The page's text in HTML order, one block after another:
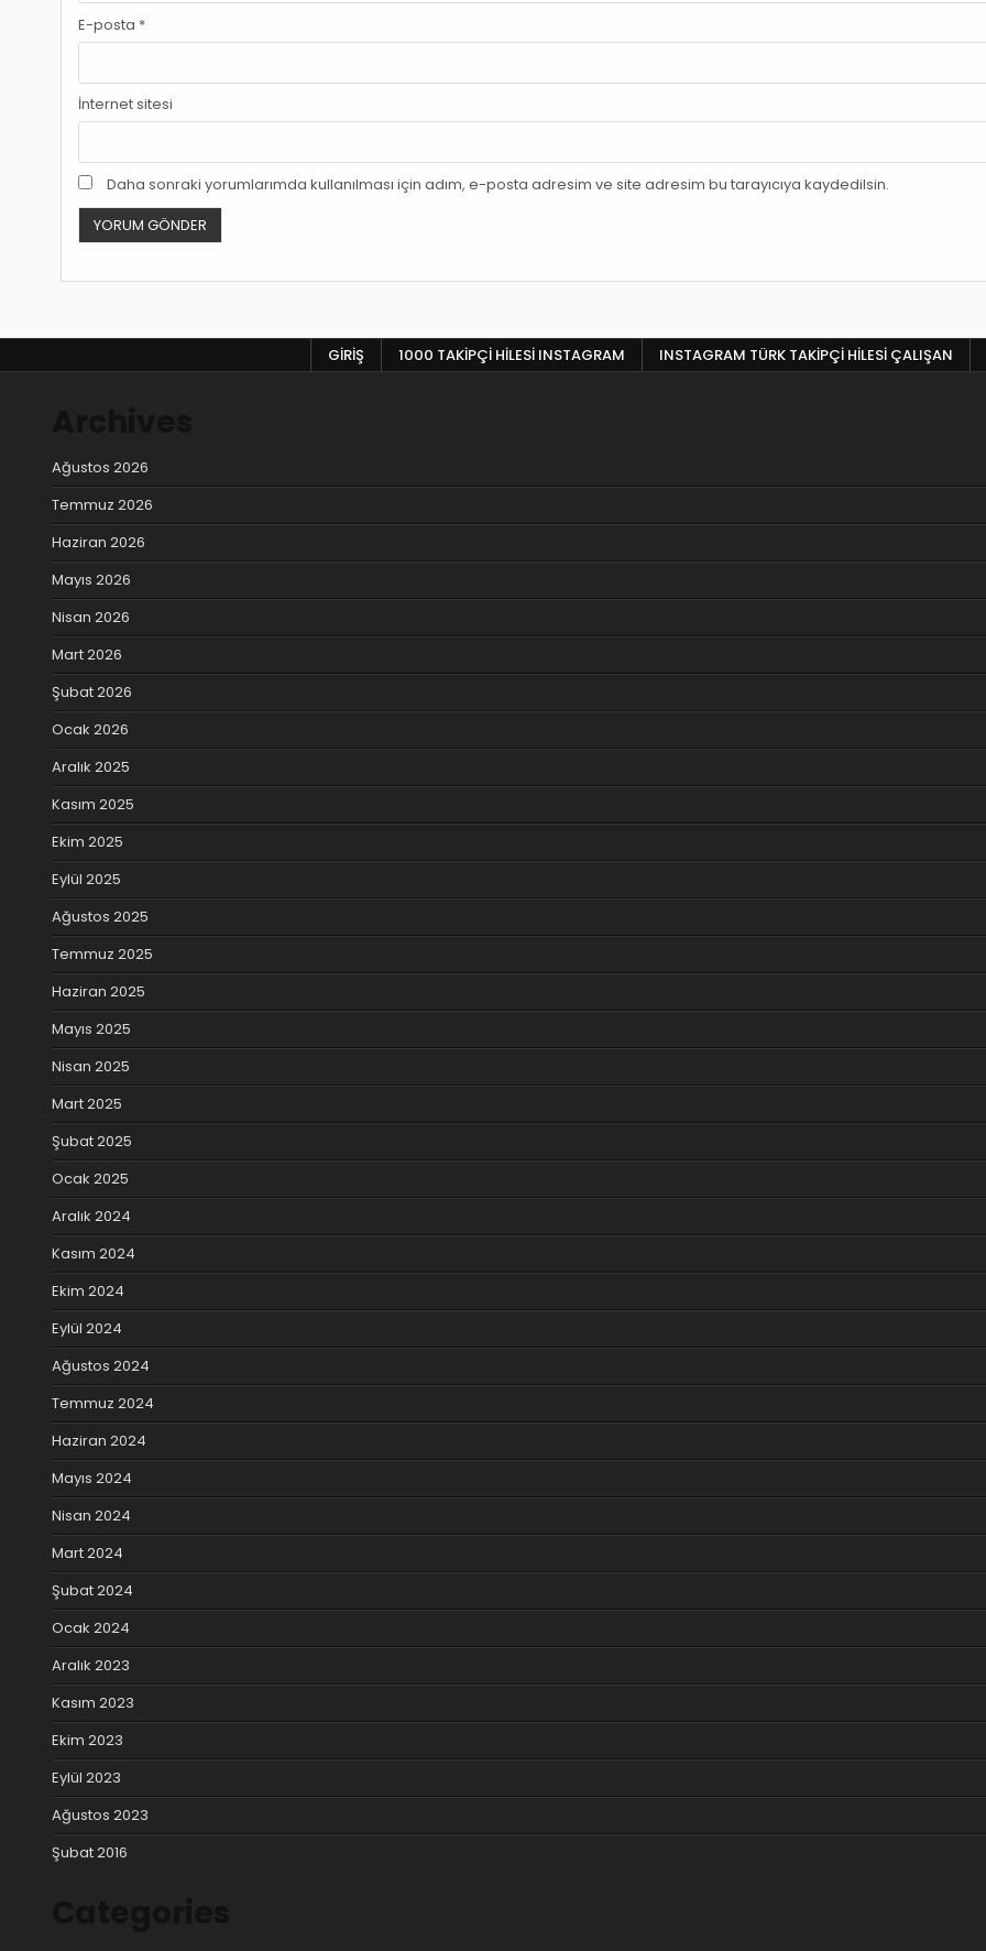
E-posta *
İnternet sitesi
Daha sonraki yorumlarımda kullanılması için adım, e-posta adresim ve site adresim bu tarayıcıya kaydedilsin.
GIRIŞ 1000 TAKIPÇI HILESI INSTAGRAM INSTAGRAM TÜRK TAKIPÇI HILESI ÇALIŞAN
Ağustos 2026
Temmuz 2026
Haziran 2026
Mayıs 2026
Nisan 2026
Mart 2026
Şubat 2026
Ocak 2026
Aralık 2025
Kasım 2025
Ekim 2025
Eylül 2025
Ağustos 2025
Temmuz 2025
Haziran 2025
Mayıs 2025
Nisan 2025
Mart 2025
Şubat 2025
Ocak 2025
Aralık 2024
Kasım 2024
Ekim 2024
Eylül 2024
Ağustos 2024
Temmuz 2024
Haziran 2024
Mayıs 2024
Nisan 2024
Mart 2024
Şubat 2024
Ocak 2024
Aralık 2023
Kasım 2023
Ekim 2023
Eylül 2023
Ağustos 2023
Şubat 2016